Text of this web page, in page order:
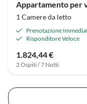
1 Camere da letto
Prenotazione
Risponditore Veloce
1.824,44 €
2 Ospiti / 7 Notti